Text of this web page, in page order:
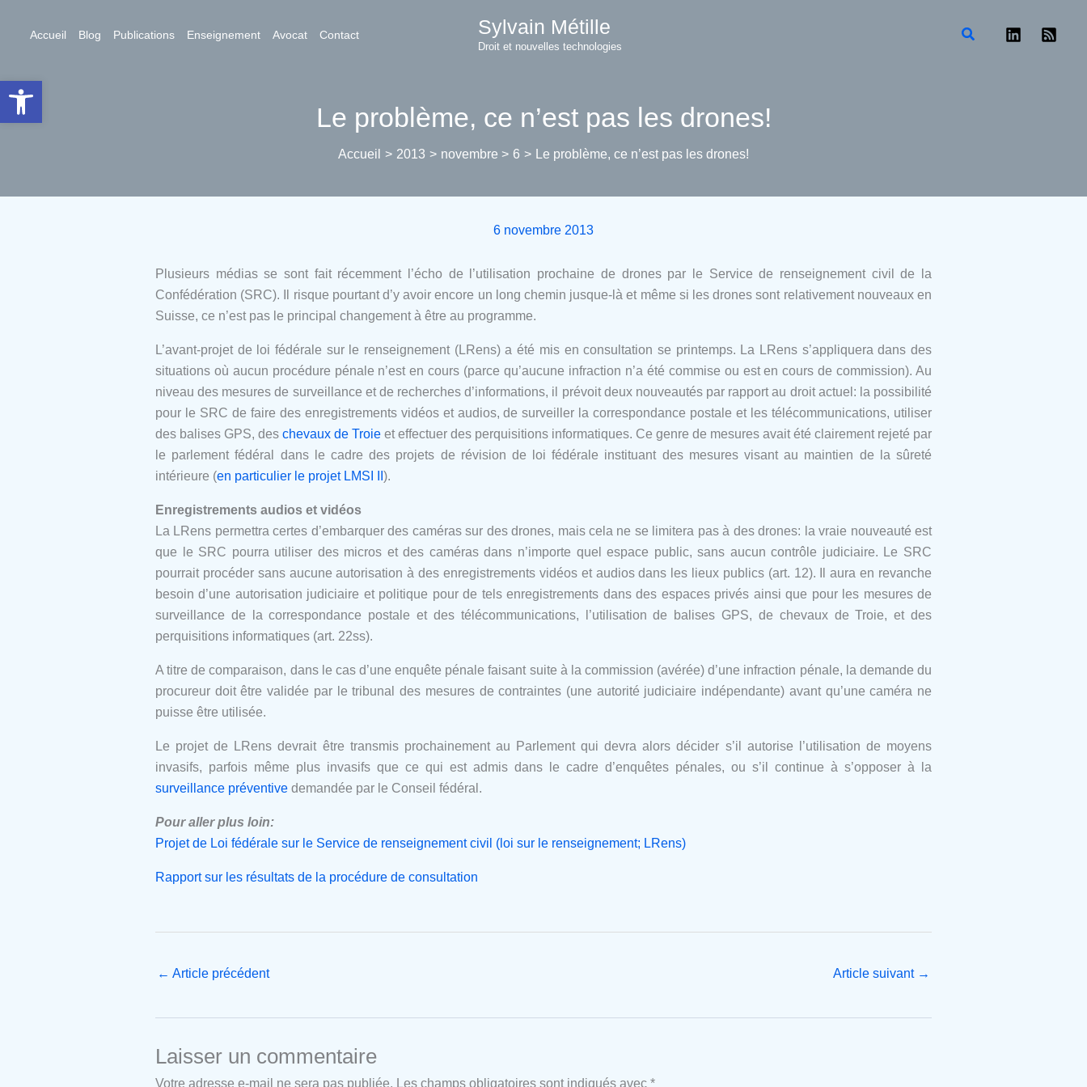
Ouvrir la barre d’outils
Accueil Blog Publications Enseignement Avocat Contact Sylvain Métille
Droit et nouvelles technologies
Rechercher
Le problème, ce n’est pas les drones!
Accueil 2013 novembre 6 Le problème, ce n’est pas les drones!
6 novembre 2013
Plusieurs médias se sont fait récemment l’écho de l’utilisation prochaine de drones par le Service de renseignement civil de la
Confédération (SRC). Il risque pourtant d’y avoir encore un long chemin jusque-là et même si les drones sont relativement nouveaux en
Suisse, ce n’est pas le principal changement à être au programme.
L’avant-projet de loi fédérale sur le renseignement (LRens) a été mis en consultation se printemps. La LRens s’appliquera dans des
situations où aucun procédure pénale n’est en cours (parce qu’aucune infraction n’a été commise ou est en cours de commission). Au
niveau des mesures de surveillance et de recherches d’informations, il prévoit deux nouveautés par rapport au droit actuel: la possibilité
pour le SRC de faire des enregistrements vidéos et audios, de surveiller la correspondance postale et les télécommunications, utiliser
des balises GPS, des chevaux de Troie et effectuer des perquisitions informatiques. Ce genre de mesures avait été clairement rejeté par
le parlement fédéral dans le cadre des projets de révision de loi fédérale instituant des mesures visant au maintien de la sûreté
intérieure (en particulier le projet LMSI II ).
Enregistrements audios et vidéos
La LRens permettra certes d’embarquer des caméras sur des drones, mais cela ne se limitera pas à des drones: la vraie nouveauté est
que le SRC pourra utiliser des micros et des caméras dans n’importe quel espace public, sans aucun contrôle judiciaire. Le SRC
pourrait procéder sans aucune autorisation à des enregistrements vidéos et audios dans les lieux publics (art. 12). Il aura en revanche
besoin d’une autorisation judiciaire et politique pour de tels enregistrements dans des espaces privés ainsi que pour les mesures de
surveillance de la correspondance postale et des télécommunications, l’utilisation de balises GPS, de chevaux de Troie, et des
perquisitions informatiques (art. 22ss).
A titre de comparaison, dans le cas d’une enquête pénale faisant suite à la commission (avérée) d’une infraction pénale, la demande du
procureur doit être validée par le tribunal des mesures de contraintes (une autorité judiciaire indépendante) avant qu’une caméra ne
puisse être utilisée.
Le projet de LRens devrait être transmis prochainement au Parlement qui devra alors décider s’il autorise l’utilisation de moyens
invasifs, parfois même plus invasifs que ce qui est admis dans le cadre d’enquêtes pénales, ou s’il continue à s’opposer à la
surveillance préventive demandée par le Conseil fédéral.
Pour aller plus loin:
Projet de Loi fédérale sur le Service de renseignement civil (loi sur le renseignement; LRens)
Rapport sur les résultats de la procédure de consultation
← Article précédent Article suivant →
Laisser un commentaire
Votre adresse e-mail ne sera pas publiée. Les champs obligatoires sont indiqués avec *